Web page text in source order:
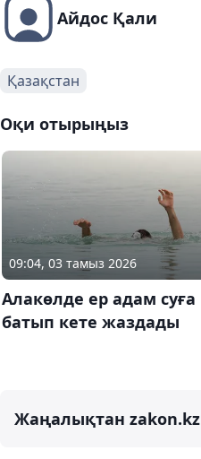
Айдос Қали
Қазақстан
Оқи отырыңыз
09:04, 03 тамыз 2026
Алакөлде ер адам суға
батып кете жаздады
Жаңалықтан